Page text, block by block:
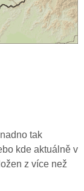
tak
kde aktuálně v
z více než